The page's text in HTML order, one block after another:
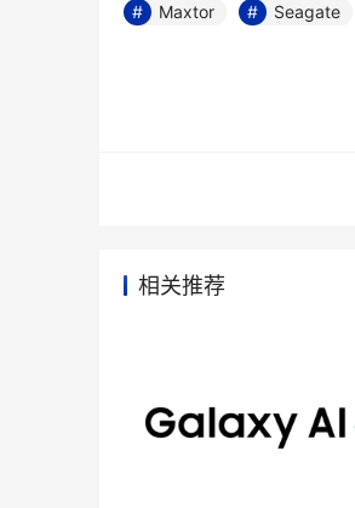
Maxtor Seagate
相关推荐